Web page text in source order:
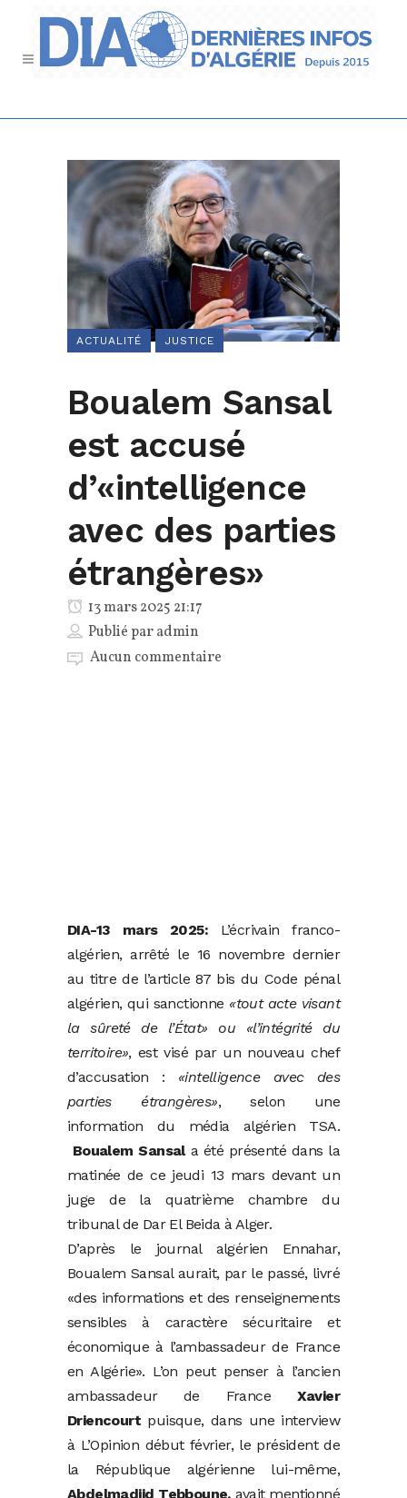
ACTUALITÉ JUSTICE
Boualem Sansal
est accusé
d’«intelligence
avec des parties
étrangères»
13 mars 2025 21:17
Publié paradmin
Aucun commentaire
DIA-13 mars 2025: L’écrivain franco-
algérien, arrêté le 16 novembre dernier
au titre de l’article 87 bis du Code pénal
algérien, qui sanctionne «tout acte visant
la sûreté de l’État» ou «l’intégrité du
territoire», est visé par un nouveau chef
d’accusation : «intelligence avec des
parties étrangères», selon une
information du média algérien TSA.
Boualem Sansala été présenté dans la
matinée de ce jeudi 13 mars devant un
juge de la quatrième chambre du
tribunal de Dar El Beida à Alger.
D’après le journal algérien Ennahar,
Boualem Sansal aurait, par le passé, livré
«des informations et des renseignements
sensibles à caractère sécuritaire et
économique à l’ambassadeur de France
en Algérie». L’on peut penser à l’ancien
ambassadeur de France Xavier
Driencourt puisque, dans une interview
à L’Opinion début février, le président de
la République algérienne lui-même,
Abdelmadjid Tebboune,avait mentionné